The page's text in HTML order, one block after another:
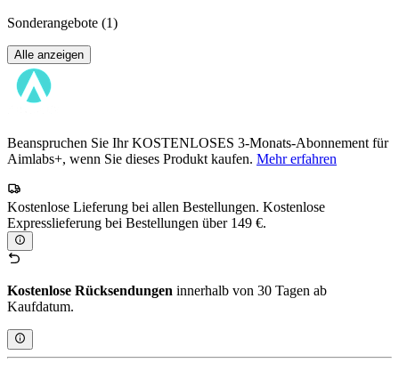
Sonderangebote (1)
Alle anzeigen
Beanspruchen Sie Ihr KOSTENLOSES 3-Monats-Abonnement für
Aimlabs+, wenn Sie dieses Produkt kaufen. Mehr erfahren
Kostenlose Lieferung bei allen Bestellungen. Kostenlose
Expresslieferung bei Bestellungen über 149 €.
Kostenlose Rücksendungen innerhalb von 30 Tagen ab
Kaufdatum.